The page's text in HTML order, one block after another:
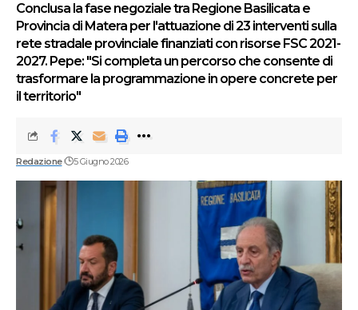
Conclusa la fase negoziale tra Regione Basilicata e
Provincia di Matera per l'attuazione di 23 interventi sulla
rete stradale provinciale finanziati con risorse FSC 2021-
2027. Pepe: "Si completa un percorso che consente di
trasformare la programmazione in opere concrete per
il territorio"
Redazione 5 Giugno 2026